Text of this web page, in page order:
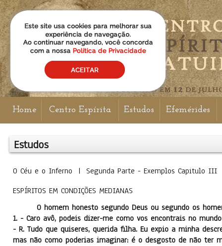
Home Centro Espírita Estudos Efemérides
Estudos
O Céu e o Inferno | Segunda Parte - Exemplos
ESPÍRITOS EM CONDIÇÕES MEDIANAS
O homem honesto segundo Deus ou segundo os
1. - Caro avô, podeis dizer-me como vos encontrais no
- R. Tudo que quiseres, querida filha. Eu expio a minha
mas não como poderias imaginar: é o desgosto de não ter